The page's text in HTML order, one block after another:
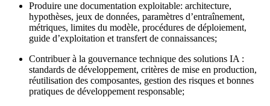
Produire une documentation exploitable: architecture,
hypothèses, jeux de données, paramètres d’entraînement,
métriques, limites du modèle, procédures de déploiement,
guide d’exploitation et transfert de connaissances;
Contribuer à la gouvernance technique des solutions IA :
standards de développement, critères de mise en production,
réutilisation des composantes, gestion des risques et bonnes
pratiques de développement responsable;